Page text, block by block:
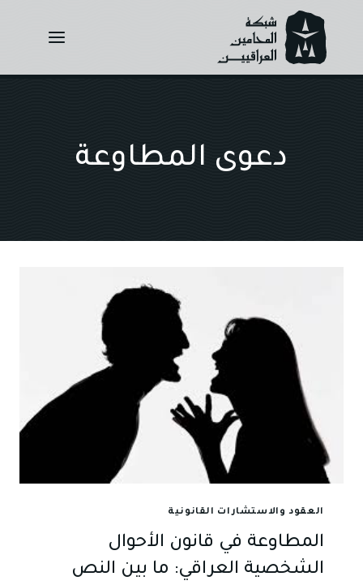
content
دعوى المطاوعة
العقود والاستشارات القانونية
المطاوعة في قانون الأحوال
الشخصية العراقي: ما بين النص